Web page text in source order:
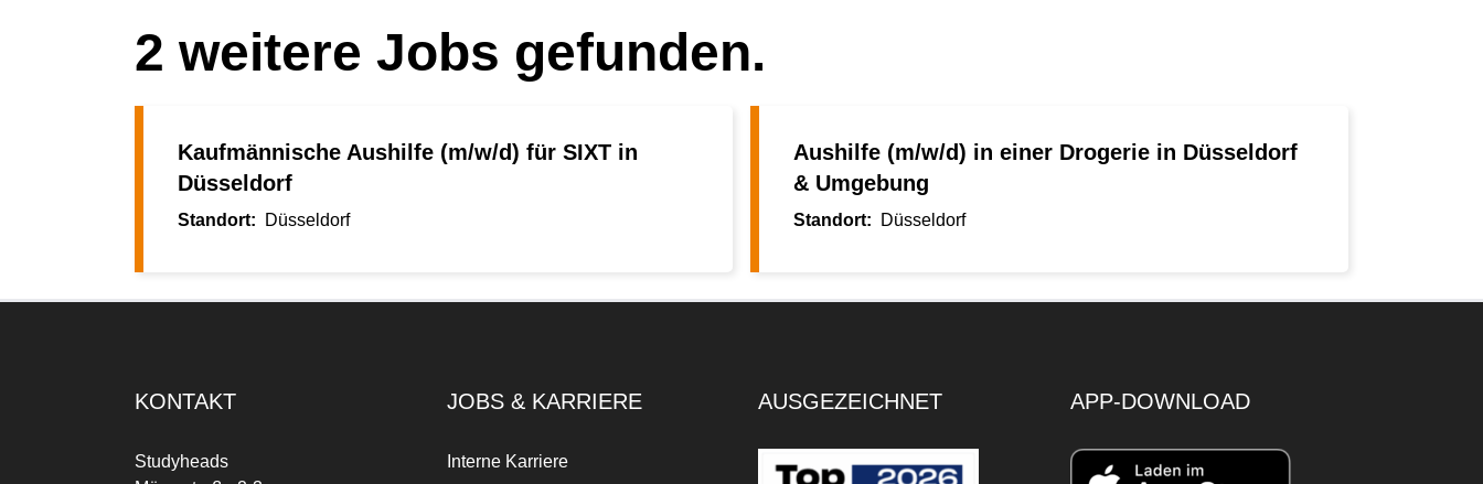
2 weitere Jobs gefunden.
Kaufmännische Aushilfe (m/w/d) für SIXT in
Düsseldorf
Düsseldorf
Aushilfe (m/w/d) in einer Drogerie in Düsseldorf
& Umgebung
Düsseldorf
KONTAKT
Studyheads
JOBS & KARRIERE
Interne Karriere
AUSGEZEICHNET APP-DOWNLOAD